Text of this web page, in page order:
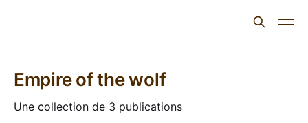
Empire of the wolf
Une collection de 3 publications